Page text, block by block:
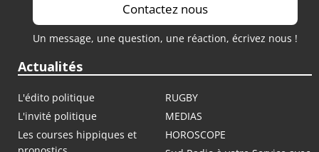
Contactez nous
Un message, une question, une réaction, écrivez nous !
Actualités
L'édito politique
RUGBY
L'invité politique
MEDIAS
Les courses hippiques et
HOROSCOPE